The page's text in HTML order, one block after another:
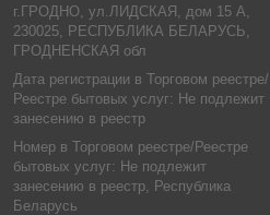
г.ГРОДНО, ул.ЛИДСКАЯ, дом 15 А,
230025, РЕСПУБЛИКА БЕЛАРУСЬ,
ГРОДНЕНСКАЯ обл
Дата регистрации в Торговом реестре/
Реестре бытовых услуг: Не подлежит
занесению в реестр
Номер в Торговом реестре/Реестре
бытовых услуг: Не подлежит
занесению в реестр, Республика
Беларусь